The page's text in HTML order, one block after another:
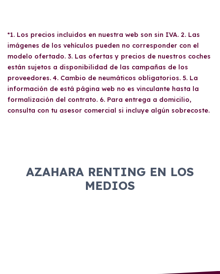
*1. Los precios incluidos en nuestra web son sin IVA. 2. Las
imágenes de los vehículos pueden no corresponder con el
modelo ofertado. 3. Las ofertas y precios de nuestros coches
están sujetos a disponibilidad de las campañas de los
proveedores. 4. Cambio de neumáticos obligatorios. 5. La
información de está página web no es vinculante hasta la
formalización del contrato. 6. Para entrega a domicilio,
consulta con tu asesor comercial si incluye algún sobrecoste.
AZAHARA RENTING EN LOS
MEDIOS